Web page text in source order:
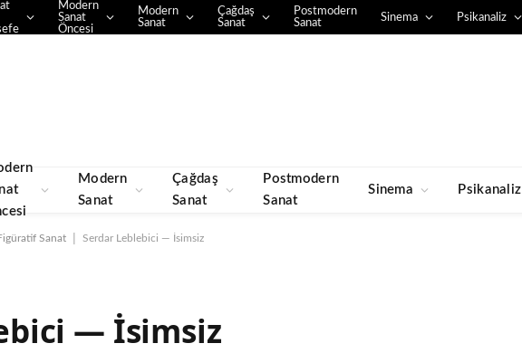
Modern
Sanat
Öncesi
Modern
Sanat
Çağdaş
Sanat
Postmodern
Sanat
Sinema Psikanaliz
Modern
Sanat
Çağdaş
Sanat
Postmodern
Sanat
Sinema Psikanaliz
Sanat Serdar Leblebici — İsimsiz
— İsimsiz